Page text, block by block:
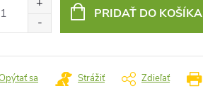
PRIDAŤ DO KOŠÍKA
sa Strážiť Zdieľať